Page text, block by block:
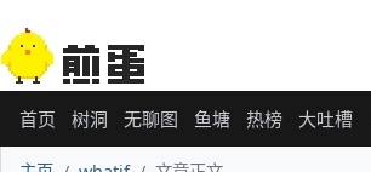
首页 树洞 无聊图 鱼塘 热榜 大吐槽